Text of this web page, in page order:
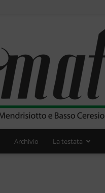
Archivio La testata